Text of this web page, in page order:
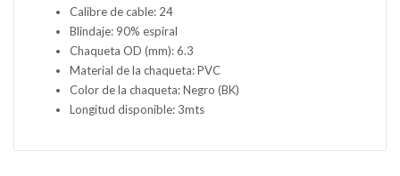
Calibre de cable: 24
Blindaje: 90% espiral
Chaqueta OD (mm): 6.3
Material de la chaqueta: PVC
Color de la chaqueta: Negro (BK)
Longitud disponible: 3mts